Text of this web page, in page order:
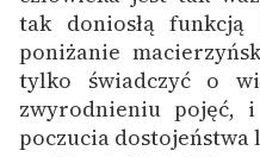
tak doniosłą
poniżanie
tylko świadczyć o
zwyrodnieniu pojęć,
poczucia dostojeństwa